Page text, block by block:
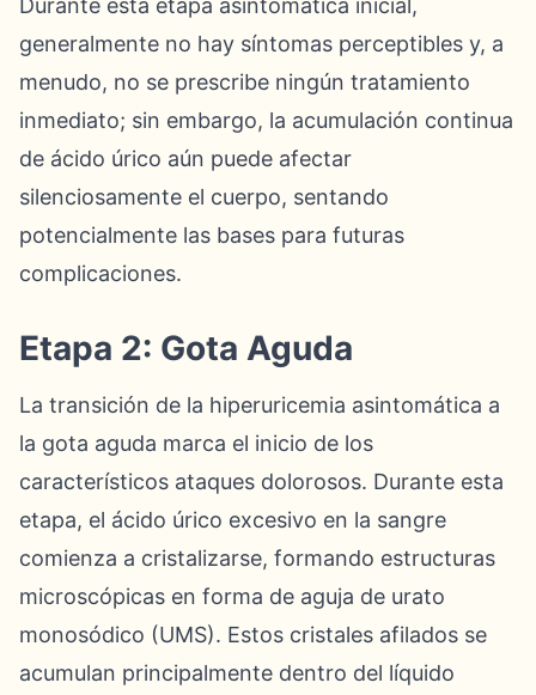
generalmente no hay síntomas perceptibles y, a
menudo, no se prescribe ningún tratamiento
inmediato; sin embargo, la acumulación continua
de ácido úrico aún puede afectar
silenciosamente el cuerpo, sentando
potencialmente las bases para futuras
complicaciones.
Etapa 2: Gota Aguda
La transición de la hiperuricemia asintomática a
la gota aguda marca el inicio de los
característicos ataques dolorosos. Durante esta
etapa, el ácido úrico excesivo en la sangre
comienza a cristalizarse, formando estructuras
microscópicas en forma de aguja de urato
monosódico (UMS). Estos cristales afilados se
acumulan principalmente dentro del líquido